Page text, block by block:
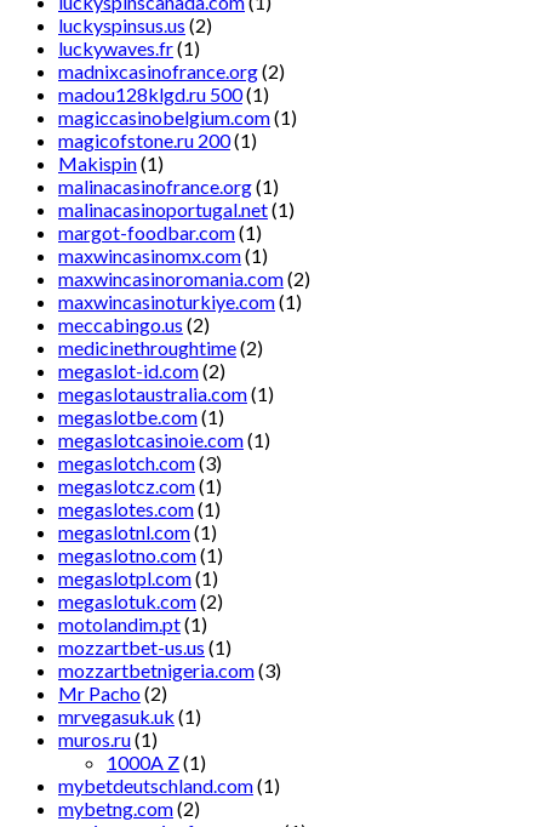
luckyspinsus.us (2)
luckywaves.fr(1)
madnixcasinofrance.org(2)
madou128klgd.ru 500(1)
magiccasinobelgium.com(1)
magicofstone.ru 200(1)
Makispin(1)
malinacasinofrance.org(1)
malinacasinoportugal.net(1)
margot-foodbar.com(1)
maxwincasinomx.com(1)
maxwincasinoromania.com(2)
maxwincasinoturkiye.com(1)
meccabingo.us (2)
medicinethroughtime(2)
megaslot-id.com(2)
megaslotaustralia.com(1)
megaslotbe.com(1)
megaslotcasinoie.com(1)
megaslotch.com(3)
megaslotcz.com(1)
megaslotes.com(1)
megaslotnl.com(1)
megaslotno.com(1)
megaslotpl.com(1)
megaslotuk.com(2)
motolandim.pt(1)
mozzartbet-us.us (1)
mozzartbetnigeria.com(3)
Mr Pacho(2)
mrvegasuk.uk (1)
muros.ru(1)
1000A Z(1)
mybetdeutschland.com(1)
mybetng.com(2)